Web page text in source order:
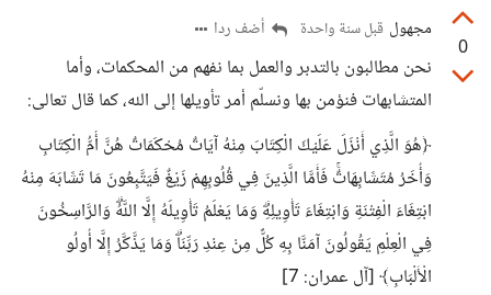
0
مجهول قبل سنة واحدة أضف ردا
نحن مطالبون بالتدبر والعمل بما نفهم من المحكمات، وأما
المتشابهات فنؤمن بها ونسلّم أمر تأويلها إلى الله، كما قال تعالى:
﴿هُوَ الَّذِي أَنْزَلَ عَلَيْكَ الْكِتَابَ مِنْهُ آيَاتٌ مُحْكَمَاتٌ هُنَّ أُمُّ الْكِتَابِ
وَأُخَرُ مُتَشَابِهَاتٌۚ فَأَمَّا الَّذِينَ فِي قُلُوبِهِمْ زَيْغٌ فَيَتَّبِعُونَ مَا تَشَابَهَ مِنْهُ
ابْتِغَاءَ الْفِتْنَةِ وَابْتِغَاءَ تَأْوِيلِهِۗ وَمَا يَعْلَمُ تَأْوِيلَهُ إِلَّا اللَّهُۗ وَالرَّاسِخُونَ
فِي الْعِلْمِ يَقُولُونَ آمَنَّا بِهِ كُلٌّ مِنْ عِنْدِ رَبِّنَاۗ وَمَا يَذَّكَّرُ إِلَّا أُولُو
الْأَلْبَابِ﴾ [آل عمران: 7]